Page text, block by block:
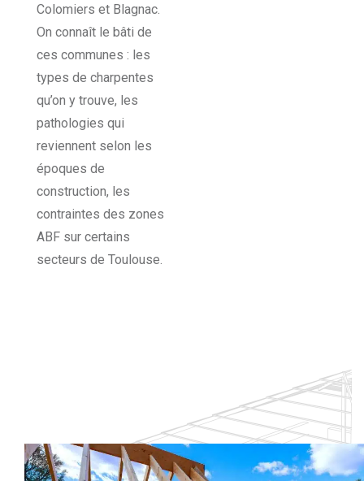
Colomiers et Blagnac.
On connaît le bâti de
ces communes : les
types de charpentes
qu’on y trouve, les
pathologies qui
reviennent selon les
époques de
construction, les
contraintes des zones
ABF sur certains
secteurs de Toulouse.